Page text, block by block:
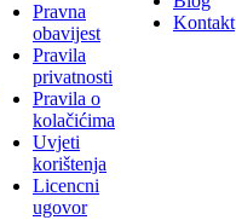
Pravna
obavijest
Pravila
privatnosti
Pravila o
kolačićima
Uvjeti
korištenja
Licencni
ugovor
Kontakt